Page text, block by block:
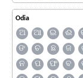
Odia
ଅ ଆ ଇ ଈ
ଙ
ଚ ଛ ଜ
ନ
ପ ଫ ବ